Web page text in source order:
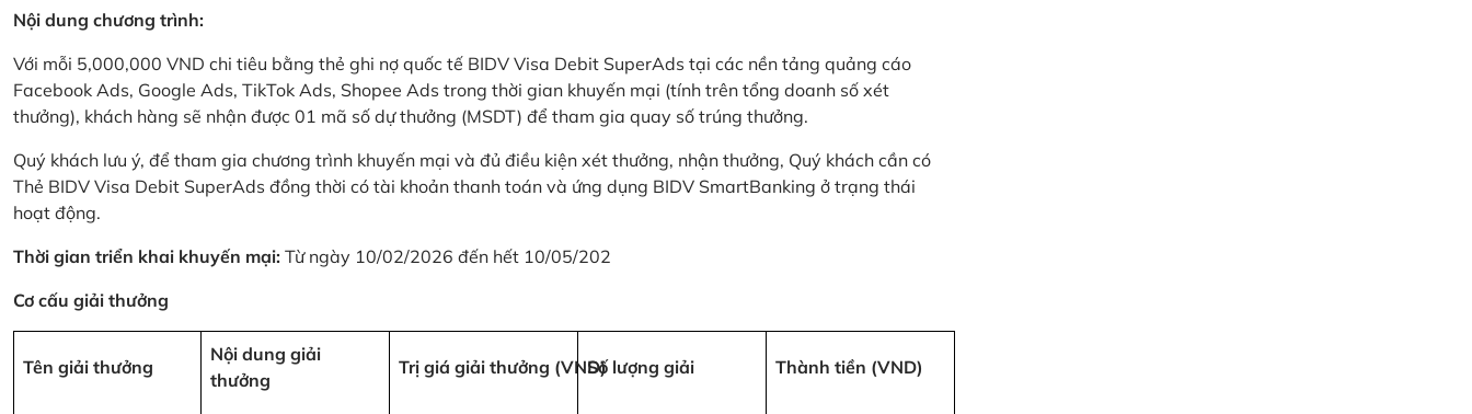
Nội dung chương trình:
Với mỗi 5,000,000 VND chi tiêu bằng thẻ ghi nợ quốc tế BIDV Visa Debit SuperAds tại các nền tảng quảng cáo
Facebook Ads, Google Ads, TikTok Ads, Shopee Ads trong thời gian khuyến mại (tính trên tổng doanh số xét
thưởng), khách hàng sẽ nhận được 01 mã số dự thưởng (MSDT) để tham gia quay số trúng thưởng.
Quý khách lưu ý, để tham gia chương trình khuyến mại và đủ điều kiện xét thưởng, nhận thưởng, Quý khách cần có
Thẻ BIDV Visa Debit SuperAds đồng thời có tài khoản thanh toán và ứng dụng BIDV SmartBanking ở trạng thái
hoạt động.
Thời gian triển khai khuyến mại: Từ ngày 10/02/2026 đến hết 10/05/202
Cơ cấu giải thưởng
Tên giải thưởng
Nội dung giải
thưởng
Trị giá giải thưởng (VND)Số lượng giải Thành tiền (VND)